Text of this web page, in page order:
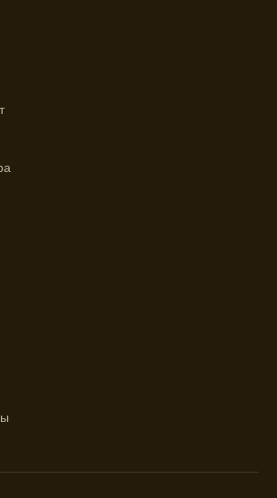
на славу.
хороший улов в январе, с
таблица активности рыбы
прогноз клева.